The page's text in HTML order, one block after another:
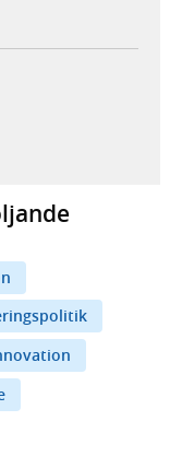
webbplats,
webbplats,